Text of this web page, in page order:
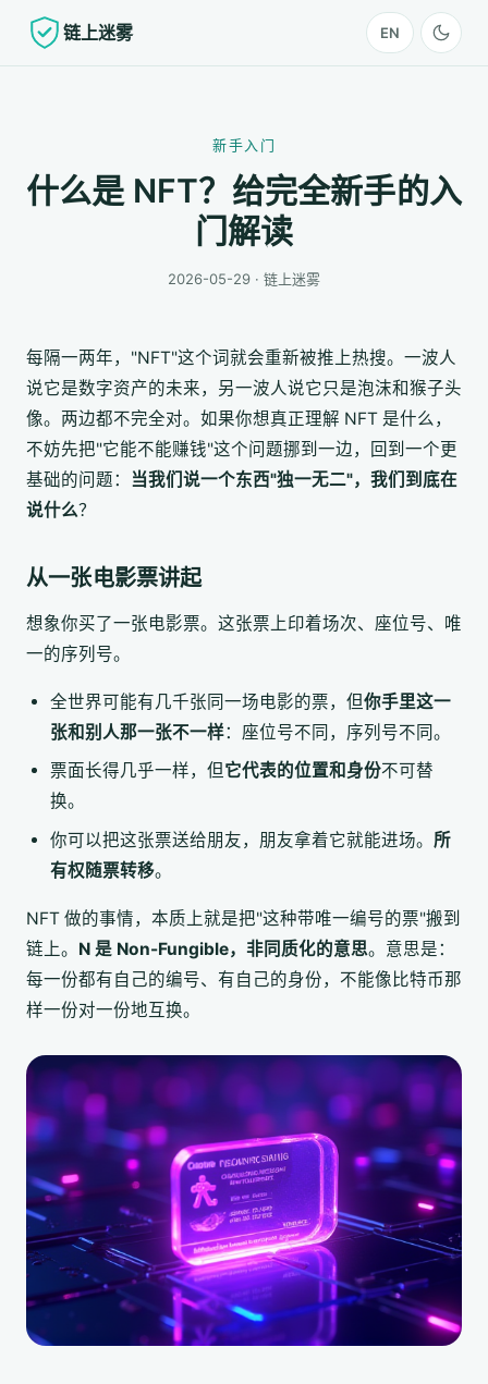
链上迷雾 EN
新手入门
什么是 NFT？给完全新手的入
门解读
2026-05-29 · 链上迷雾
每隔一两年，"NFT"这个词就会重新被推上热搜。一波人
说它是数字资产的未来，另一波人说它只是泡沫和猴子头
像。两边都不完全对。如果你想真正理解 NFT 是什么，
不妨先把"它能不能赚钱"这个问题挪到一边，回到一个更
基础的问题：
当我们说一个东西"独一无二"，我们到底在
说什么？
从一张电影票讲起
想象你买了一张电影票。这张票上印着场次、座位号、唯
一的序列号。
全世界可能有几千张同一场电影的票，但你手里这一
张和别人那一张不一样：座位号不同，序列号不同。
票面长得几乎一样，但它代表的位置和身份不可替
换。
你可以把这张票送给朋友，朋友拿着它就能进场。 所
有权随票转移。
NFT 做的事情，本质上就是把"这种带唯一编号的票"搬到
链上。 N 是 Non-Fungible，非同质化的意思。意思是：
每一份都有自己的编号、有自己的身份，不能像比特币那
样一份对一份地互换。